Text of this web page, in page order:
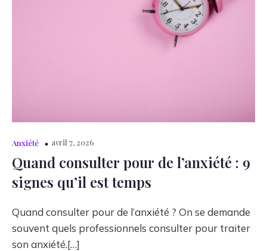
Anxiété avril 7, 2026
Quand consulter pour de l’anxiété : 9
signes qu’il est temps
Quand consulter pour de l’anxiété ? On se demande
souvent quels professionnels consulter pour traiter
son anxiété.[…]